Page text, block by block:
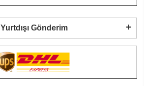
Yurtdışı Gönderim